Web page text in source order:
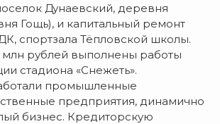
Дунаевский, деревня
Гощь), и капитальный ремонт
спортзала Тёпловской школы.
рублей выполнены работы
стадиона «Снежеть».
промышленные
предприятия, динамично
бизнес. Кредиторскую